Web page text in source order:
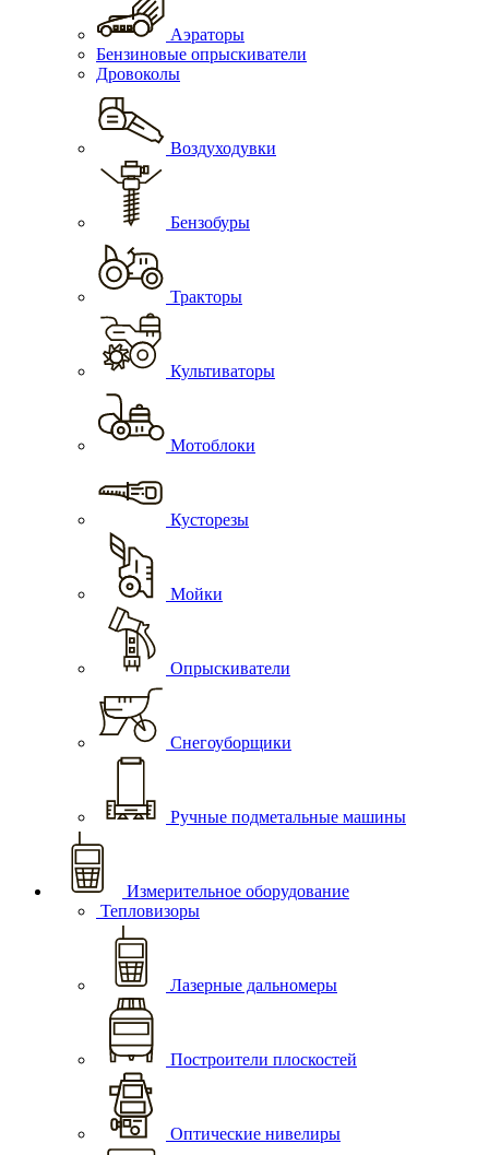
Аэраторы
Бензиновые опрыскиватели
Дровоколы
Воздуходувки
Бензобуры
Тракторы
Культиваторы
Мотоблоки
Кусторезы
Мойки
Опрыскиватели
Снегоуборщики
Ручные подметальные машины
Измерительное оборудование
Тепловизоры
Лазерные дальномеры
Построители плоскостей
Оптические нивелиры